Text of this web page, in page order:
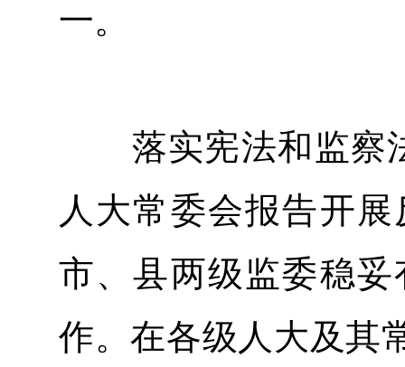
一。
落实宪法和监察法
人大常委会报告开
市、县两级监委稳
作。在各级人大及其